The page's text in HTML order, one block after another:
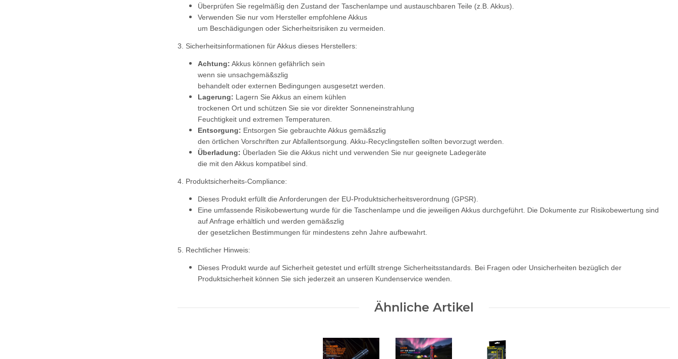
Überprüfen Sie regelmäßig den Zustand der Taschenlampe und austauschbaren Teile (z.B. Akkus).
Verwenden Sie nur vom Hersteller empfohlene Akkus
um Beschädigungen oder Sicherheitsrisiken zu vermeiden.
3. Sicherheitsinformationen für Akkus dieses Herstellers:
Achtung: Akkus können gefährlich sein
wenn sie unsachgemä&szlig
behandelt oder externen Bedingungen ausgesetzt werden.
Lagerung: Lagern Sie Akkus an einem kühlen
trockenen Ort und schützen Sie sie vor direkter Sonneneinstrahlung
Feuchtigkeit und extremen Temperaturen.
Entsorgung: Entsorgen Sie gebrauchte Akkus gemä&szlig
den örtlichen Vorschriften zur Abfallentsorgung. Akku-Recyclingstellen sollten bevorzugt werden.
Überladung: Überladen Sie die Akkus nicht und verwenden Sie nur geeignete Ladegeräte
die mit den Akkus kompatibel sind.
4. Produktsicherheits-Compliance:
Dieses Produkt erfüllt die Anforderungen der EU-Produktsicherheitsverordnung (GPSR).
Eine umfassende Risikobewertung wurde für die Taschenlampe und die jeweiligen Akkus durchgeführt. Die Dokumente zur Risikobewertung sind
auf Anfrage erhältlich und werden gemä&szlig
der gesetzlichen Bestimmungen für mindestens zehn Jahre aufbewahrt.
5. Rechtlicher Hinweis:
Dieses Produkt wurde auf Sicherheit getestet und erfüllt strenge Sicherheitsstandards. Bei Fragen oder Unsicherheiten bezüglich der
Produktsicherheit können Sie sich jederzeit an unseren Kundenservice wenden.
Ähnliche Artikel